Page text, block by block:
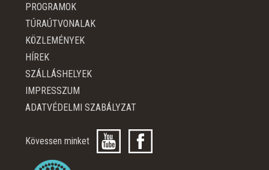
PROGRAMOK
TÚRAÚTVONALAK
KÖZLEMÉNYEK
HÍREK
SZÁLLÁSHELYEK
IMPRESSZUM
ADATVÉDELMI SZABÁLYZAT
Kövessen minket